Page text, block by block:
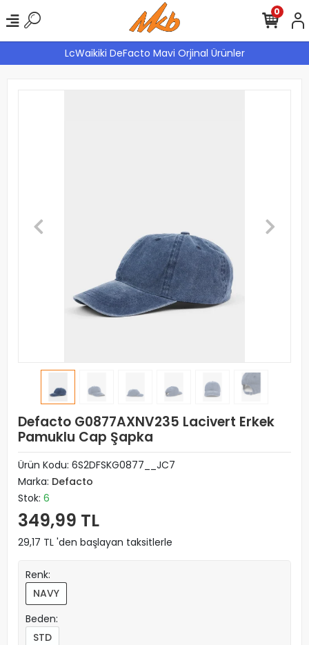
LcWaikiki DeFacto Mavi Orjinal Ürünler
0
Defacto G0877AXNV235 Lacivert Erkek
Pamuklu Cap Şapka
Ürün Kodu: 6S2DFSKG0877__JC7
Marka: Defacto
Stok: 6
349,99 TL
29,17 TL 'den başlayan taksitlerle
Renk:
NAVY
Beden:
STD